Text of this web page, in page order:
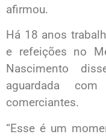
afirmou.
Há 18 anos
e refeições no
Nascimento
aguardada
comerciantes.
“Esse é um